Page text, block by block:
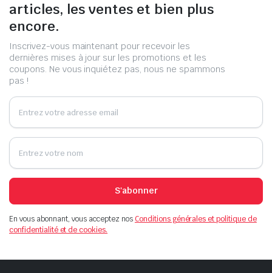
articles, les ventes et bien plus
encore.
Inscrivez-vous maintenant pour recevoir les
dernières mises à jour sur les promotions et les
coupons. Ne vous inquiétez pas, nous ne spammons
pas !
S'abonner
En vous abonnant, vous acceptez nosConditions générales et politique de
confidentialité et de cookies.